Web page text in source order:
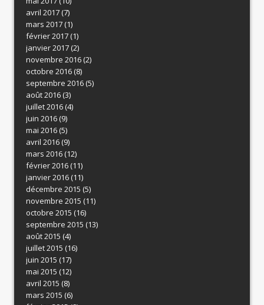
avril 2017(7)
mars 2017(1)
février 2017(1)
janvier 2017(2)
novembre 2016(2)
octobre 2016(8)
septembre 2016(5)
août 2016(3)
juillet 2016(4)
juin 2016(9)
mai 2016(5)
avril 2016(9)
mars 2016(12)
février 2016(11)
janvier 2016(11)
décembre 2015 (5)
novembre 2015 (11)
octobre 2015 (16)
septembre 2015 (13)
août 2015 (4)
juillet 2015 (16)
juin 2015 (17)
mai 2015 (12)
avril 2015 (8)
mars 2015 (6)